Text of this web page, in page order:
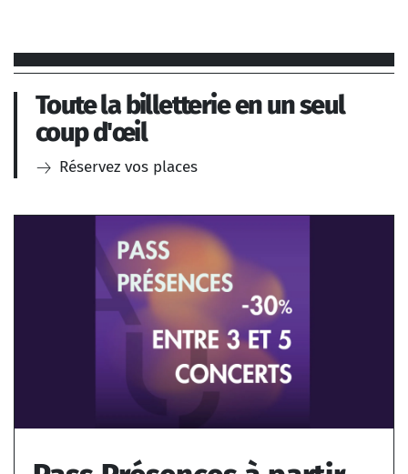
OLGA NEUWIRTH, UN
PORTRAIT
Toute la billetterie en un seul
coup d'œil
Réservez vos places